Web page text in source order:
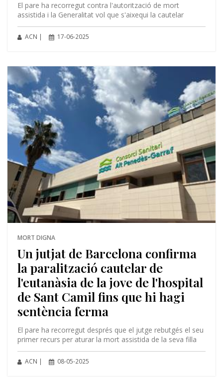
El pare ha recorregut contra l'autorització de mort
assistida i la Generalitat vol que s'aixequi la cautelar
ACN | 17-06-2025
MORT DIGNA
Un jutjat de Barcelona confirma
la paralització cautelar de
l'eutanàsia de la jove de l'hospital
de Sant Camil fins que hi hagi
sentència ferma
El pare ha recorregut després que el jutge rebutgés el seu
primer recurs per aturar la mort assistida de la seva filla
ACN | 08-05-2025